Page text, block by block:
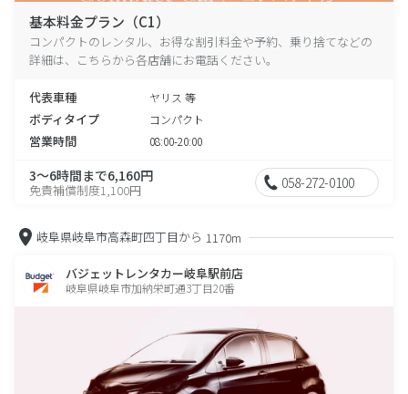
基本料金プラン（C1）
コンパクトのレンタル、お得な割引料金や予約、乗り捨てなどの
詳細は、こちらから各店舗にお電話ください。
代表車種 ヤリス 等
ボディタイプ コンパクト
営業時間 08:00-20:00
3～6時間まで6,160円
免責補償制度1,100円 058-272-0100
岐阜県岐阜市高森町四丁目から 1170m
バジェットレンタカー岐阜駅前店
岐阜県岐阜市加納栄町通3丁目20番